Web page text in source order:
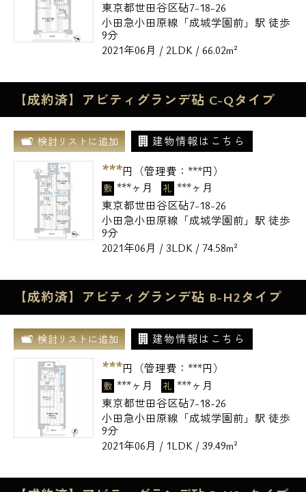
東京都世田谷区砧7-18-26
小田急小田原線「成城学園前」駅 徒歩
9分
2021年06月 / 2LDK / 66.02m²
【成約済】アビティグランデ砧 C-Qタイプ
検討リストに追加 建物情報はこちら
***円（管理費： ***円）
敷 ***ヶ月 礼 ***ヶ月
東京都世田谷区砧7-18-26
小田急小田原線「成城学園前」駅 徒歩
9分
2021年06月 / 3LDK / 74.58m²
【成約済】アビティグランデ砧 B-H2タイプ
検討リストに追加 建物情報はこちら
***円（管理費： ***円）
敷 ***ヶ月 礼 ***ヶ月
東京都世田谷区砧7-18-26
小田急小田原線「成城学園前」駅 徒歩
9分
2021年06月 / 1LDK / 39.49m²